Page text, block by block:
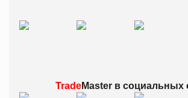
TradeMaster всоциальных